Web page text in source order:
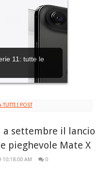
11: tutte le
TUTTI I POST
a settembre il lancio
pieghevole Mate X
10:18:00 AM 0